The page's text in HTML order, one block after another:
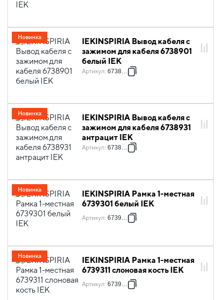
IEKINSPIRIA Вывод кабеля с
зажимом для кабеля 6738901
белый IEK
Артикул: 6738901
Новинка
IEKINSPIRIA Вывод кабеля с
зажимом для кабеля 6738931
антрацит IEK
Артикул: 6738931
Новинка
IEKINSPIRIA Рамка 1-местная
6739301 белый IEK
Артикул: 6739301
Новинка
IEKINSPIRIA Рамка 1-местная
6739311 слоновая кость IEK
Артикул: 6739311
Новинка